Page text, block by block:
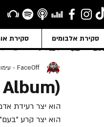
סקירת אלבומים סקירת
FaceOff - עימות חזיתי
הוא יצר רעידת
הוא יצר קרע